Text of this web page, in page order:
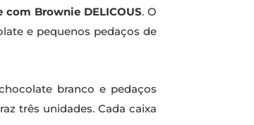
com Brownie DELICOUS. O
e pequenos pedaços de
branco e pedaços
três unidades. Cada caixa